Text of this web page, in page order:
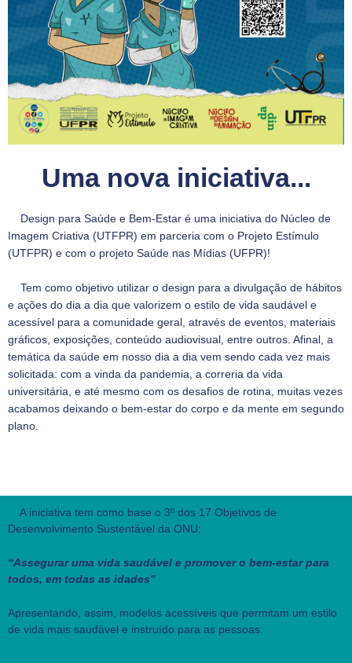
Uma nova iniciativa...
Design para Saúde e Bem-Estar é uma iniciativa do Núcleo de
Imagem Criativa (UTFPR) em parceria com o Projeto Estímulo
(UTFPR) e com o projeto Saúde nas Mídias (UFPR)!
Tem como objetivo utilizar o design para a divulgação de hábitos
e ações do dia a dia que valorizem o estilo de vida saudável e
acessível para a comunidade geral, através de eventos, materiais
gráficos, exposições, conteúdo audiovisual, entre outros. Afinal, a
temática da saúde em nosso dia a dia vem sendo cada vez mais
solicitada: com a vinda da pandemia, a correria da vida
universitária, e até mesmo com os desafios de rotina, muitas vezes
acabamos deixando o bem-estar do corpo e da mente em segundo
plano.
A iniciativa tem como base o 3º dos 17 Objetivos de
Desenvolvimento Sustentável da ONU:
“Assegurar uma vida saudável e promover o bem-estar para
todos, em todas as idades”
Apresentando, assim, modelos acessíveis que permitam um estilo
de vida mais saudável e instruído para as pessoas.